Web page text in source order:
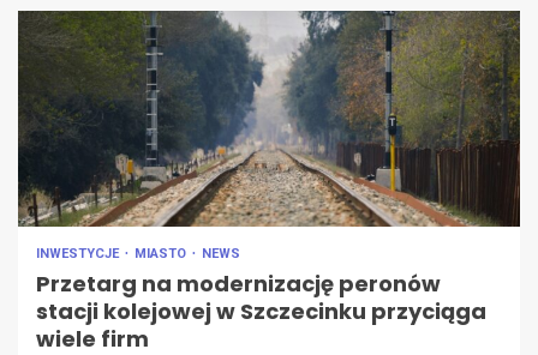
INWESTYCJE MIASTO NEWS
Przetarg na modernizację peronów
stacji kolejowej w Szczecinku przyciąga
wiele firm